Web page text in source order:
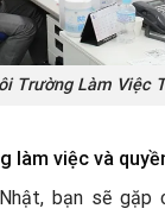
Trường Làm Việc
làm việc và
bạn sẽ gặp